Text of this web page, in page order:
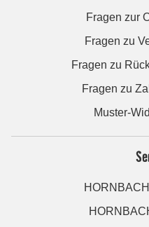
Fragen zur
Fragen zu
Fragen zu
Fragen zu
Muster-